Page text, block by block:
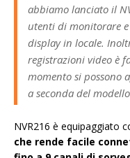
abbiamo lanciato il
utenti di monitorare
display in locale.
registrazioni video è
momento si possono
a seconda del
NVR216 è equipaggiato
che rende facile